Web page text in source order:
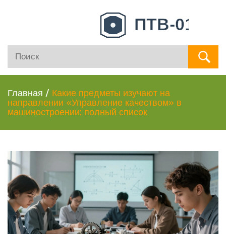
Главная / Какие предметы изучают на
направлении «Управление качеством» в
машиностроении: полный список